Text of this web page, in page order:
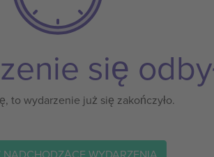
się
to wydarzenie już się zakończyło.
NADCHODZĄCE WYDARZENIA